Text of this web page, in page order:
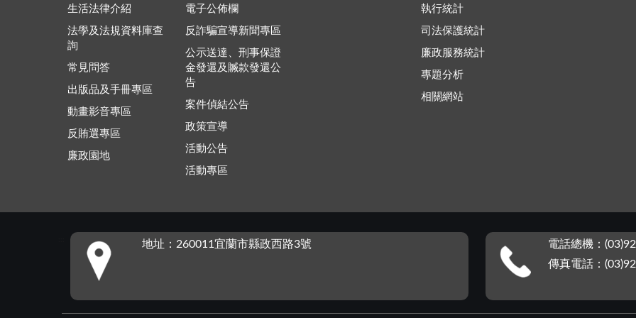
生活法律介紹
法學及法規資料庫查
詢
常見問答
出版品及手冊專區
動畫影音專區
反賄選專區
廉政園地
電子公佈欄
反詐騙宣導新聞專區
公示送達、刑事保證
金發還及贓款發還公
告
案件偵結公告
政策宣導
活動公告
活動專區
執行統計
司法保護統計
廉政服務統計
專題分析
相關網站
地址：260011宜蘭市縣政西路3號
電話總機：
傳真電話：